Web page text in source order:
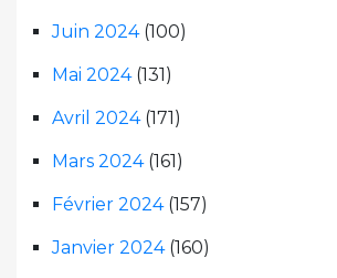
Juin 2024(100)
Mai 2024(131)
Avril 2024(171)
Mars 2024(161)
Février 2024(157)
Janvier 2024(160)